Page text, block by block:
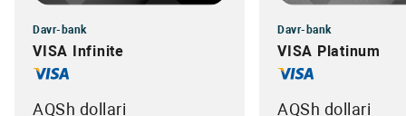
Davr-bank
VISA Infinite
AQSh dollari
Davr-bank
VISA Platinum
AQSh dollari